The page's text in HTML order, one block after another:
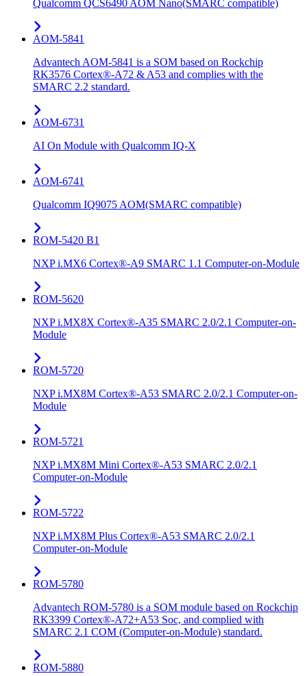
Qualcomm QCS6490 AOM Nano(SMARC compatible)
AOM-5841
Advantech AOM-5841 is a SOM based on Rockchip
RK3576 Cortex®-A72 & A53 and complies with the
SMARC 2.2 standard.
AOM-6731
AI On Module with Qualcomm IQ-X
AOM-6741
Qualcomm IQ9075 AOM(SMARC compatible)
ROM-5420 B1
NXP i.MX6 Cortex®-A9 SMARC 1.1 Computer-on-Module
ROM-5620
NXP i.MX8X Cortex®-A35 SMARC 2.0/2.1 Computer-on-
Module
ROM-5720
NXP i.MX8M Cortex®-A53 SMARC 2.0/2.1 Computer-on-
Module
ROM-5721
NXP i.MX8M Mini Cortex®-A53 SMARC 2.0/2.1
Computer-on-Module
ROM-5722
NXP i.MX8M Plus Cortex®-A53 SMARC 2.0/2.1
Computer-on-Module
ROM-5780
Advantech ROM-5780 is a SOM module based on Rockchip
RK3399 Cortex®-A72+A53 Soc, and complied with
SMARC 2.1 COM (Computer-on-Module) standard.
ROM-5880